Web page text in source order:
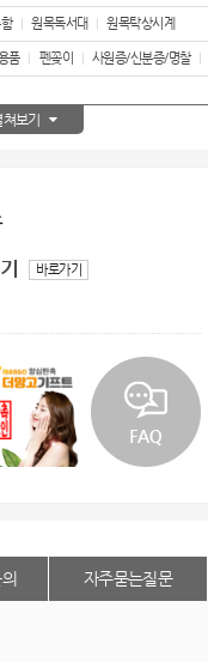
원목독서대 원목탁상시계
품 펜꽂이 사원증/신분증/명찰
보기
바로가기
자주묻는질문